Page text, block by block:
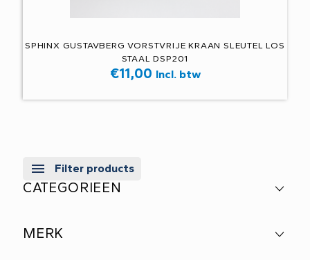
SPHINX GUSTAVBERG VORSTVRIJE KRAAN SLEUTEL LOS
STAAL DSP201
€11,00 Incl. btw
Filter products
CATEGORIEEN
MERK